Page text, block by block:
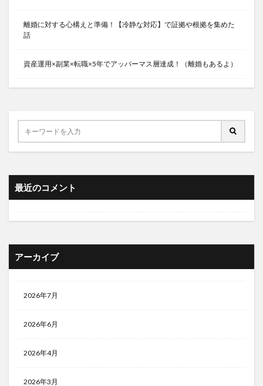
離婚に対する心構えと準備！【冷静な対応】で証拠や根拠を集めた
話
資産運用×副業×転職×5年でアッパーマス層達成！（離婚もあるよ）
最近のコメント
アーカイブ
2026年7月
2026年6月
2026年4月
2026年3月